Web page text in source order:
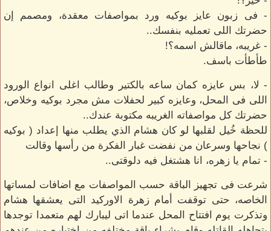
- فى زبون عايز بوكيه ورد بمواصفات معقدة، ومصمم إن
حضرتك اللى تعمليه بنفسك..
- غريبه، ماقالش اسمه؟!
طأطأت باسف.
- لا، بس عايزه كمان ساعه بالكتير وطالب اغلى انواع الورود
اللى فى المحل، وعايزه كبير لحفلات مش مجرد بوكيه وخلاص،
حضرتك كل مواصفاته الغريبه مكتوبة عندك..
للحظة خُيل لقلبها لو كان هشام الذي يطلب منها إعداد ( بوكيه
) نجاحها وسرعان من نفضت غبار الفكرة من رأسها وقالت
- تمام يا زهره، انا هشتغل فيه دلوقتى..
شرعت فى تجهيز الباقة حسب المواصفات مع اضافات لمساتها
الخاصه، حتى توقفت أمام زهرة الاوركيد التى يعشقها هشام
وتذكرت يوم افتتاح المحل عندما اتى ليبارك لهم متعمدا توجدها